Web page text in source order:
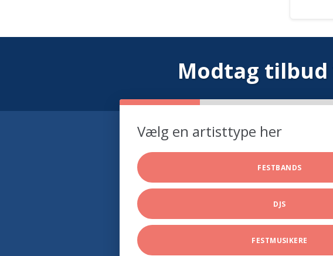
Modtag tilbud
Vælg en artisttype her
FESTBANDS
DJS
FESTMUSIKERE